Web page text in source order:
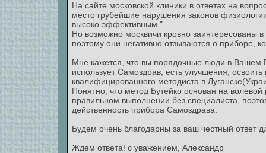
На сайте московской клиники в ответах на
место грубейшие нарушения законов
высоко эффективным."
Но возможно москвичи кровно заинтересованы
поэтому они негативно отзываются о приборе,
Мне кажется, что вы порядочные люди в Вашем
использует Самоздрав, есть улучшения,
квалифицированного методиста в
Понятно, что метод Бутейко основан на
правильном выполнении без специалиста,
действенность прибора Самоздрава.
Будем очень благодарны за ваш честный ответ
Ждем ответа! с уважением, Александр